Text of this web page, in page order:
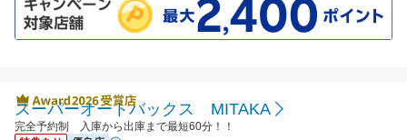
スーパーオートバックス MITAKA
完全予約制 入庫から出庫まで最短60分！！